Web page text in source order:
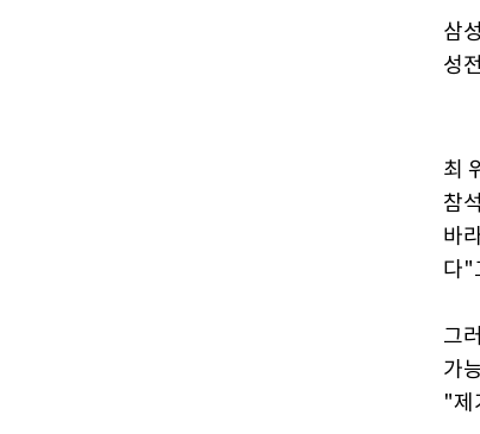
삼
성
최
참
바
다"
그
가
"제